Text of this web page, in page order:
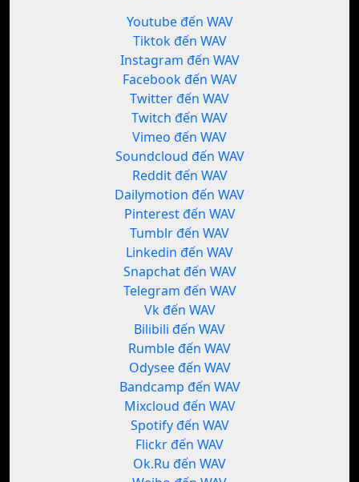
Youtube đến WAV
Tiktok đến WAV
Instagram đến WAV
Facebook đến WAV
Twitter đến WAV
Twitch đến WAV
Vimeo đến WAV
Soundcloud đến WAV
Reddit đến WAV
Dailymotion đến WAV
Pinterest đến WAV
Tumblr đến WAV
Linkedin đến WAV
Snapchat đến WAV
Telegram đến WAV
Vk đến WAV
Bilibili đến WAV
Rumble đến WAV
Odysee đến WAV
Bandcamp đến WAV
Mixcloud đến WAV
Spotify đến WAV
Flickr đến WAV
Ok.Ru đến WAV